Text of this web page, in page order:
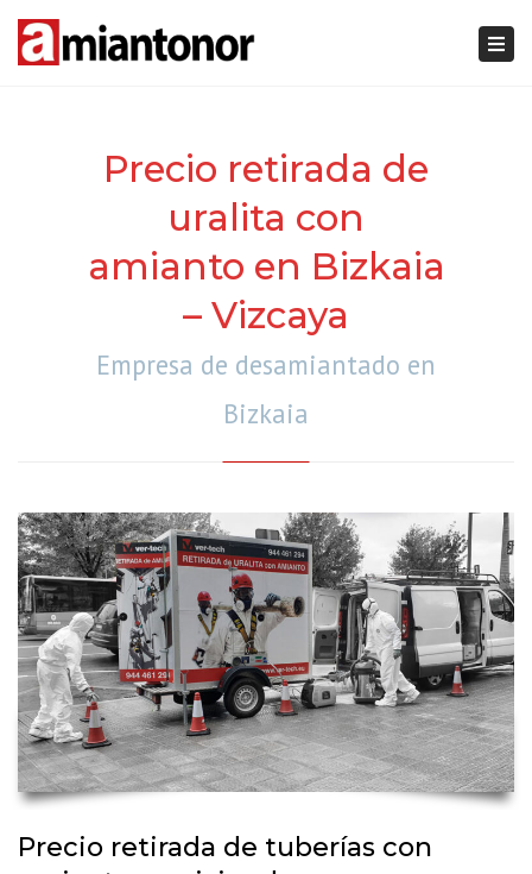
Precio retirada de
uralita con
amianto en Bizkaia
– Vizcaya
Empresa de desamiantado en
Bizkaia
Precio retirada de tuberías con